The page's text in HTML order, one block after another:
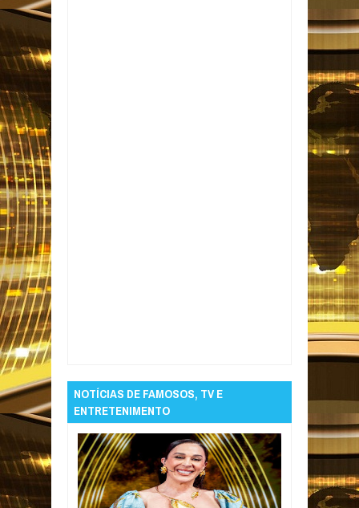
NOTÍCIAS DE FAMOSOS, TV E
ENTRETENIMENTO